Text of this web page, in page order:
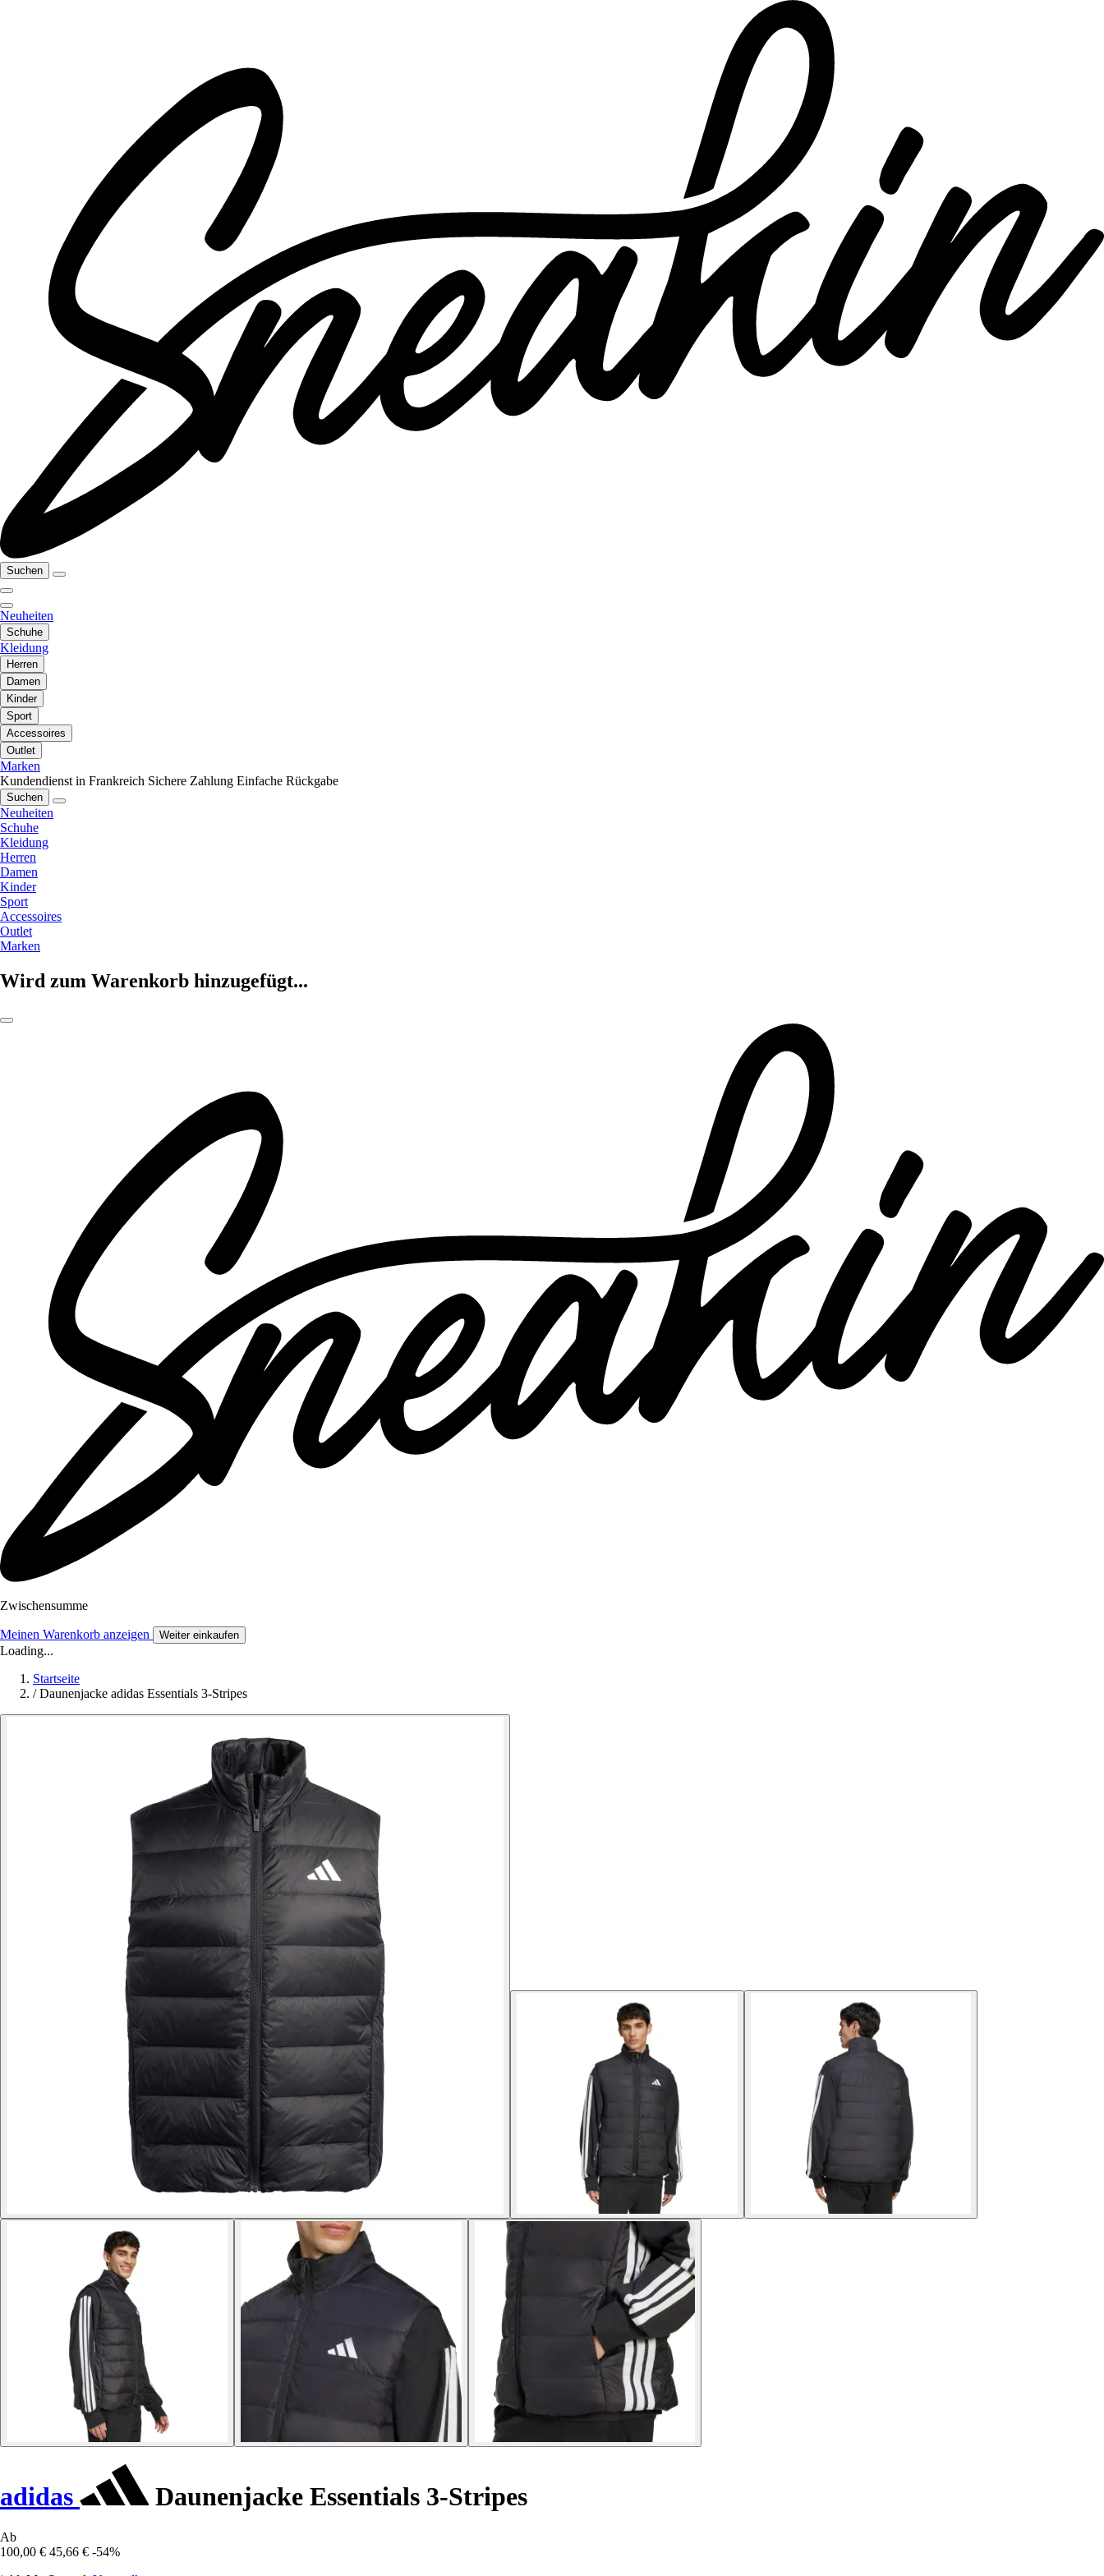
Suchen
Neuheiten
Schuhe
Kleidung
Herren
Damen
Kinder
Sport
Accessoires
Outlet
Marken
Kundendienst in Frankreich Sichere Zahlung Einfache Rückgabe
Suchen
Neuheiten
Schuhe
Kleidung
Herren
Damen
Kinder
Sport
Accessoires
Outlet
Marken
Wird zum Warenkorb hinzugefügt...
Zwischensumme
Meinen Warenkorb anzeigen Weiter einkaufen
Loading...
Startseite
/ Daunenjacke adidas Essentials 3-Stripes
adidas Daunenjacke Essentials 3-Stripes
Ab
100,00 € 45,66 € -54%